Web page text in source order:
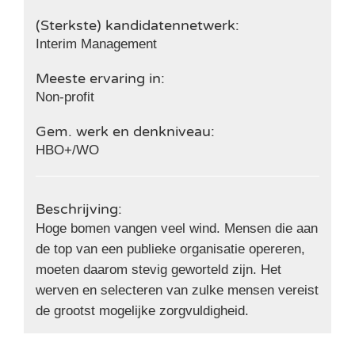
(Sterkste) kandidatennetwerk:
Interim Management
Meeste ervaring in:
Non-profit
Gem. werk en denkniveau:
HBO+/WO
Beschrijving:
Hoge bomen vangen veel wind. Mensen die aan
de top van een publieke organisatie opereren,
moeten daarom stevig geworteld zijn. Het
werven en selecteren van zulke mensen vereist
de grootst mogelijke zorgvuldigheid.